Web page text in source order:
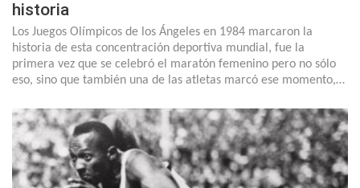
historia
Los Juegos Olímpicos de los Ángeles en 1984 marcaron la
historia de esta concentración deportiva mundial, fue la
primera vez que se celebró el maratón femenino pero no sólo
eso, sino que también una de las atletas marcó ese momento,…